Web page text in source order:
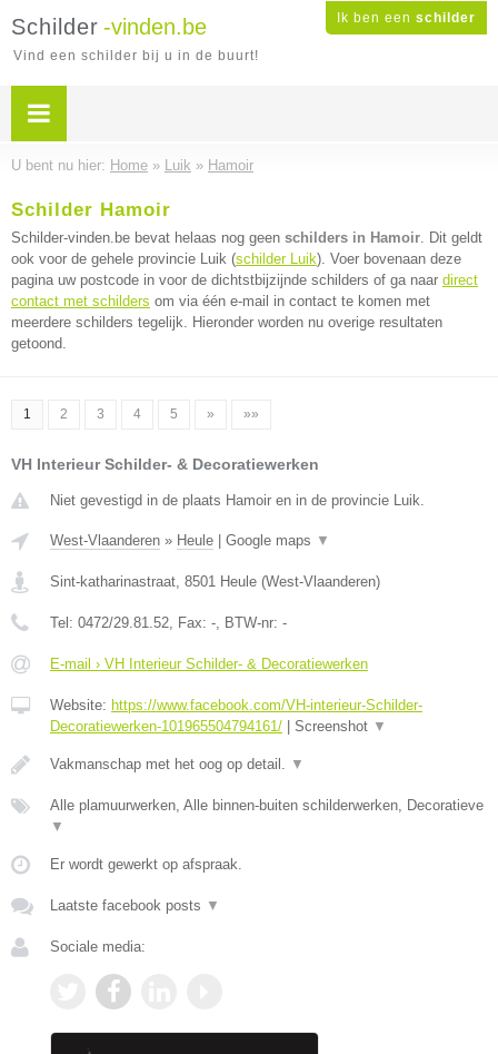
Ik ben een schilder
Schilder -vinden.be
Vind een schilder bij u in de buurt!
U bent nu hier: Home » Luik » Hamoir
Schilder Hamoir
Schilder-vinden.be bevat helaas nog geen schilders in Hamoir. Dit geldt
ook voor de gehele provincie Luik (schilder Luik). Voer bovenaan deze
pagina uw postcode in voor de dichtstbijzijnde schilders of ga naar direct
contact met schilders om via één e-mail in contact te komen met
meerdere schilders tegelijk. Hieronder worden nu overige resultaten
getoond.
1 2 3 4 5 » »»
VH Interieur Schilder- & Decoratiewerken
Niet gevestigd in de plaats Hamoir en in de provincie Luik.
West-Vlaanderen » Heule Google maps ▼
Sint-katharinastraat, 8501 Heule (West-Vlaanderen)
Tel: 0472/29.81.52, Fax: -, BTW-nr: -
E-mail › VH Interieur Schilder- & Decoratiewerken
Website: https://www.facebook.com/VH-interieur-Schilder-
Decoratiewerken-101965504794161/
Screenshot ▼
Vakmanschap met het oog op detail. ▼
Alle plamuurwerken, Alle binnen-buiten schilderwerken, Decoratieve
▼
Er wordt gewerkt op afspraak.
Laatste facebook posts ▼
Sociale media: